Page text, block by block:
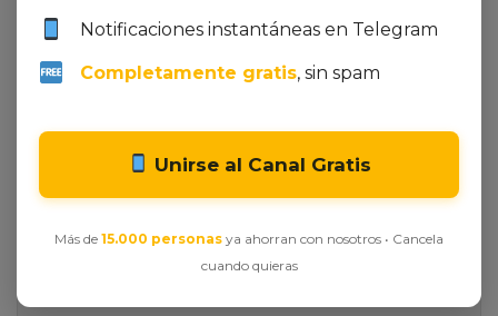
Notificaciones instantáneas en Telegram
Completamente gratis, sin spam
Unirse al Canal Gratis
Más de 15.000 personas ya ahorran con nosotros • Cancela
cuando quieras